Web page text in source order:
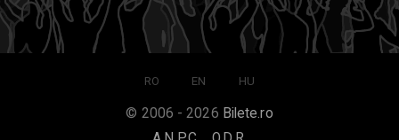
RO EN HU
© 2006 - 2026 Bilete.ro